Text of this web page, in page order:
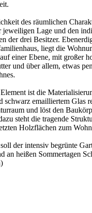
des räumlichen
jeweiligen Lage und den
der drei Besitzer.
liegt die
einer Ebene, mit großer
und über allem, etwas
ist die
schwarz emailliertem Glas
und löst den
steht die tragende
Holzflächen zum
der intensiv begrünte
an heißen Sommertagen